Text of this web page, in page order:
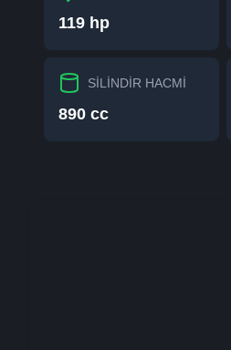
119 hp
SİLİNDİR HACMİ
890 cc